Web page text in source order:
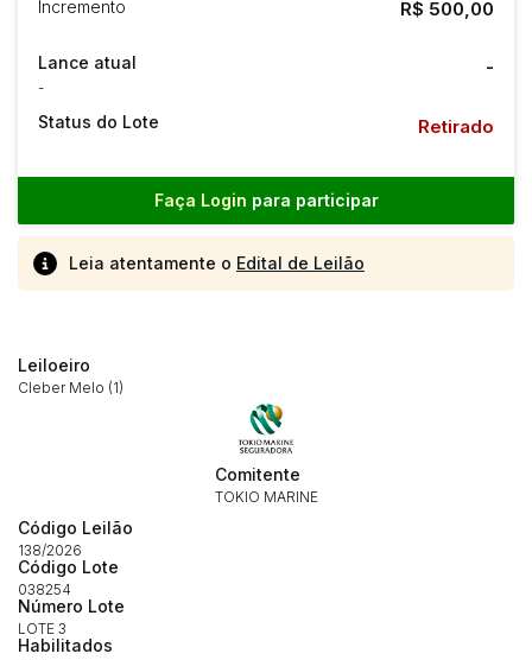
Incremento R$ 500,00
Lance atual
-
-
Status do Lote Retirado
Faça Login para participar
Leia atentamente o Edital de Leilão
Leiloeiro
Cleber Melo (1)
Comitente
TOKIO MARINE
Código Leilão
138/2026
Código Lote
038254
Número Lote
LOTE 3
Habilitados
Envie sua Proposta
(Art. 895, CPC)
Histórico de Propostas
Clique aqui para fazer login
Habilite-se para efetuar lances ou
propostas